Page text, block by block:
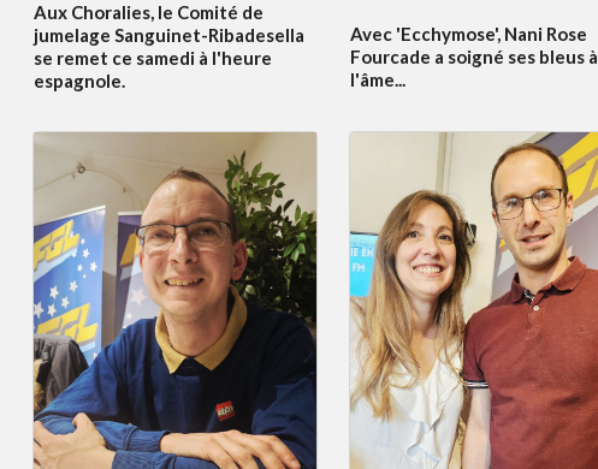
Aux Choralies, le Comité de
jumelage Sanguinet-Ribadesella
se remet ce samedi à l'heure
espagnole.
Avec 'Ecchymose', Nani Rose
Fourcade a soigné ses bleus à
l'âme...